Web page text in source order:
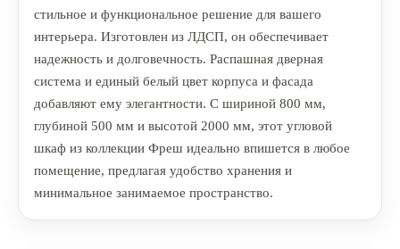
стильное и функциональное решение для вашего
интерьера. Изготовлен из ЛДСП, он обеспечивает
надежность и долговечность. Распашная дверная
система и единый белый цвет корпуса и фасада
добавляют ему элегантности. С шириной 800 мм,
глубиной 500 мм и высотой 2000 мм, этот угловой
шкаф из коллекции Фреш идеально впишется в любое
помещение, предлагая удобство хранения и
минимальное занимаемое пространство.